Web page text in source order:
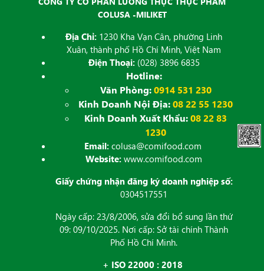
COLUSA -MILIKET
Địa Chỉ: 1230 Kha Vạn Cân, phường Linh
Xuân, thành phố Hồ Chí Minh, Việt Nam
Điện Thoại:(028) 3896 6835
Hotline:
Văn Phòng: 0914 531 230
Kinh Doanh Nội Địa:08 22 55 1230
Kinh Doanh Xuất Khẩu:08 22 83
1230
Email:colusa@comifood.com
Website: www.comifood.com
Giấy chứng nhận đăng ký doanh nghiệp số:
0304517551
Ngày cấp: 23/8/2006, sửa đổi bổ sung lần thứ
09: 09/10/2025. Nơi cấp: Sở tài chính Thành
Phố Hồ Chí Minh.
+ ISO 22000 : 2018